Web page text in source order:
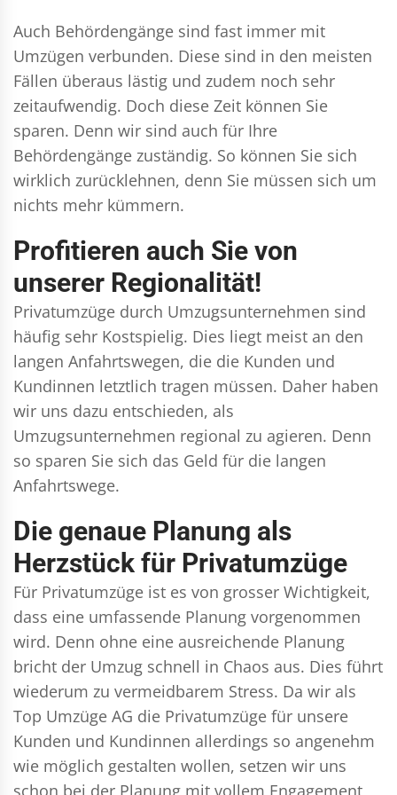
Auch Behördengänge sind fast immer mit
Umzügen verbunden. Diese sind in den meisten
Fällen überaus lästig und zudem noch sehr
zeitaufwendig. Doch diese Zeit können Sie
sparen. Denn wir sind auch für Ihre
Behördengänge zuständig. So können Sie sich
wirklich zurücklehnen, denn Sie müssen sich um
nichts mehr kümmern.
Profitieren auch Sie von
unserer Regionalität!
Privatumzüge durch Umzugsunternehmen sind
häufig sehr Kostspielig. Dies liegt meist an den
langen Anfahrtswegen, die die Kunden und
Kundinnen letztlich tragen müssen. Daher haben
wir uns dazu entschieden, als
Umzugsunternehmen regional zu agieren. Denn
so sparen Sie sich das Geld für die langen
Anfahrtswege.
Die genaue Planung als
Herzstück für Privatumzüge
Für Privatumzüge ist es von grosser Wichtigkeit,
dass eine umfassende Planung vorgenommen
wird. Denn ohne eine ausreichende Planung
bricht der Umzug schnell in Chaos aus. Dies führt
wiederum zu vermeidbarem Stress. Da wir als
Top Umzüge AG die Privatumzüge für unsere
Kunden und Kundinnen allerdings so angenehm
wie möglich gestalten wollen, setzen wir uns
schon bei der Planung mit vollem Engagement